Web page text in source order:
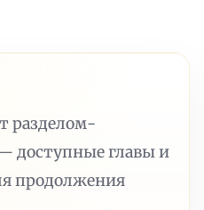
разделом-
доступные главы и
продолжения